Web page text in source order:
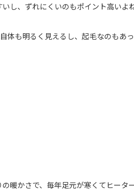
し、ずれにくいのもポイント高い
体も明るく見えるし、起毛なのもあ
暖かさで、毎年足元が寒くてヒータ